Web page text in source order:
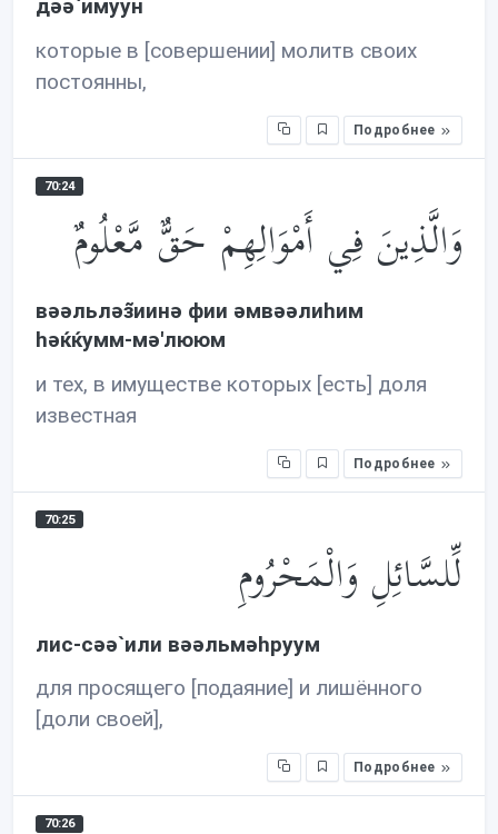
дəə`имуун
которые в [совершении] молитв своих
постоянны,
Подробнее
70:24
وَالَّذِينَ فِي أَمْوَالِهِمْ حَقٌّ مَّعْلُومٌ
вəəльлəз̃иинə фии əмвəəлиhим
həќќумм-мə'лююм
и тех, в имуществе которых [есть] доля
известная
Подробнее
70:25
لِّلسَّائِلِ وَالْمَحْرُومِ
лис-сəə`или вəəльмəhруум
для просящего [подаяние] и лишённого
[доли своей],
Подробнее
70:26